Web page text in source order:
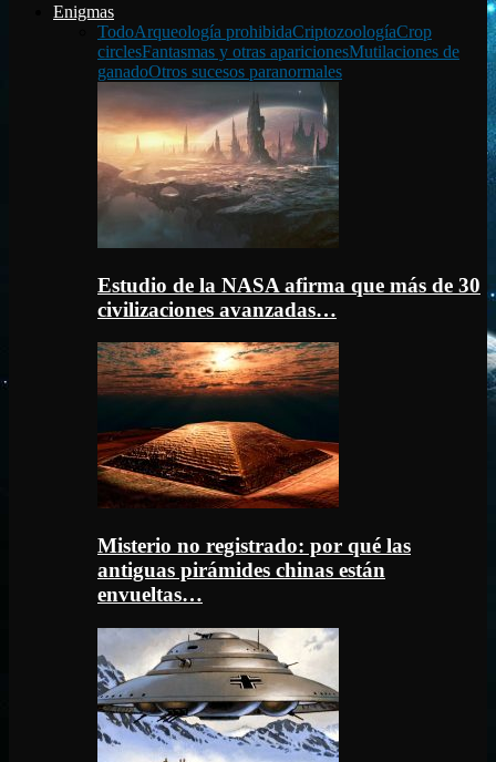
Enigmas
TodoArqueología prohibidaCriptozoologíaCrop
circlesFantasmas y otras aparicionesMutilaciones de
ganadoOtros sucesos paranormales
Estudio de la NASA afirma que más de 30
civilizaciones avanzadas…
Misterio no registrado: por qué las
antiguas pirámides chinas están
envueltas…